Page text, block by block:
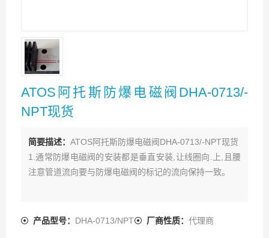
ATOS阿托斯防爆电磁阀DHA-0713/-
NPT现货
简要描述： ATOS阿托斯防爆电磁阀DHA-0713/-NPT现货
1.通常防爆电磁阀的安装都是垂直安装,让线圈向.上,且腰
注意管道流向要与防爆电磁阀的标记的流向保持一致。
产品型号： DHA-0713/NPT 厂商性质： 代理商